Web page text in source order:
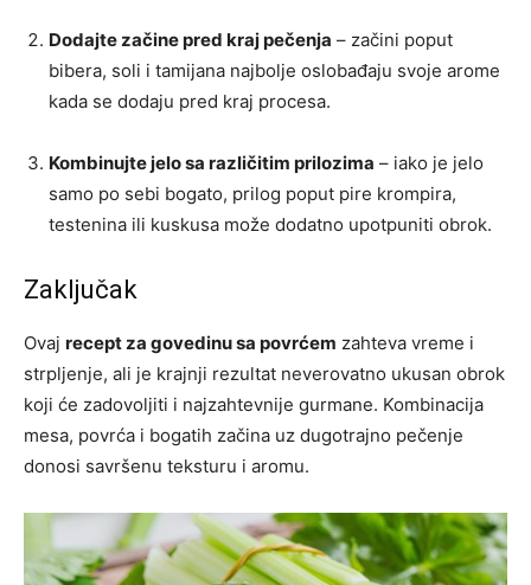
Dodajte začine pred kraj pečenja – začini poput
bibera, soli i tamijana najbolje oslobađaju svoje arome
kada se dodaju pred kraj procesa.
Kombinujte jelo sa različitim prilozima – iako je jelo
samo po sebi bogato, prilog poput pire krompira,
testenina ili kuskusa može dodatno upotpuniti obrok.
Zaključak
Ovaj recept za govedinu sa povrćem zahteva vreme i
strpljenje, ali je krajnji rezultat neverovatno ukusan obrok
koji će zadovoljiti i najzahtevnije gurmane. Kombinacija
mesa, povrća i bogatih začina uz dugotrajno pečenje
donosi savršenu teksturu i aromu.